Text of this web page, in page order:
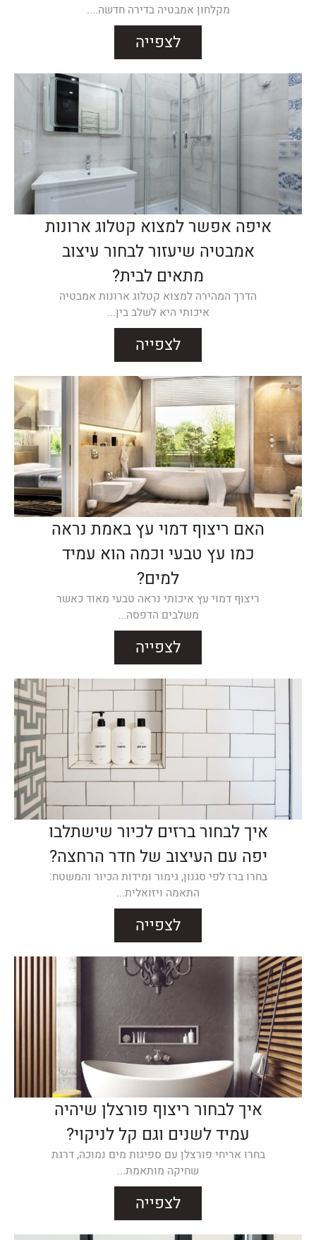
מקלחון אמבטיה בדירה חדשה....
לצפייה
איפה אפשר למצוא קטלוג ארונות
אמבטיה שיעזור לבחור עיצוב
מתאים לבית?
הדרך המהירה למצוא קטלוג ארונות אמבטיה
איכותי היא לשלב בין...
לצפייה
האם ריצוף דמוי עץ באמת נראה
כמו עץ טבעי וכמה הוא עמיד
למים?
ריצוף דמוי עץ איכותי נראה טבעי מאוד כאשר
משלבים הדפסה...
לצפייה
איך לבחור ברזים לכיור שישתלבו
יפה עם העיצוב של חדר הרחצה?
בחרו ברז לפי סגנון, גימור ומידות הכיור והמשטח:
התאמה ויזואלית...
לצפייה
איך לבחור ריצוף פורצלן שיהיה
עמיד לשנים וגם קל לניקוי?
בחרו אריחי פורצלן עם ספיגות מים נמוכה, דרגת
שחיקה מותאמת...
לצפייה